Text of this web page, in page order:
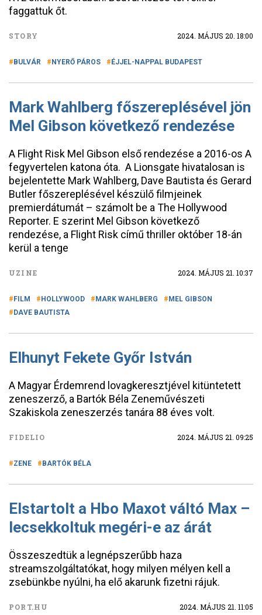
faggattuk őt.
STORY 2024. MÁJUS 20. 18:00
BULVÁR NYERŐ PÁROS ÉJJEL-NAPPAL BUDAPEST
Mark Wahlberg főszereplésével jön
Mel Gibson következő rendezése
A Flight Risk Mel Gibson első rendezése a 2016-os A
fegyvertelen katona óta. A Lionsgate hivatalosan is
bejelentette Mark Wahlberg, Dave Bautista és Gerard
Butler főszereplésével készülő filmjeinek
premierdátumát – számolt be a The Hollywood
Reporter. E szerint Mel Gibson következő
rendezése, a Flight Risk című thriller október 18-án
kerül a tenge
UZINE 2024. MÁJUS 21. 10:37
FILM HOLLYWOOD MARK WAHLBERG
MEL GIBSON
DAVE BAUTISTA
Elhunyt Fekete Győr István
A Magyar Érdemrend lovagkeresztjével kitüntetett
zeneszerző, a Bartók Béla Zeneművészeti
Szakiskola zeneszerzés tanára 88 éves volt.
FIDELIO 2024. MÁJUS 21. 09:25
ZENE BARTÓK BÉLA
Elstartolt a Hbo Maxot váltó Max –
lecsekkoltuk megéri-e az árát
Összeszedtük a legnépszerűbb haza
streamszolgáltatókat, hogy milyen mélyen kell a
zsebünkbe nyúlni, ha elő akarunk fizetni rájuk.
PORT.HU 2024. MÁJUS 21. 11:05